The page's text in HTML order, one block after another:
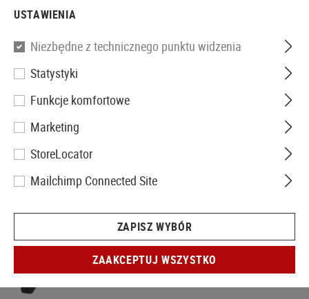
Mach Tac 1
USTAWIENIA
Niezbędne z technicznego punktu widzenia
Statystyki
Funkcje komfortowe
Marketing
StoreLocator
Mailchimp Connected Site
ZAPISZ WYBÓR
ZAAKCEPTUJ WSZYSTKO